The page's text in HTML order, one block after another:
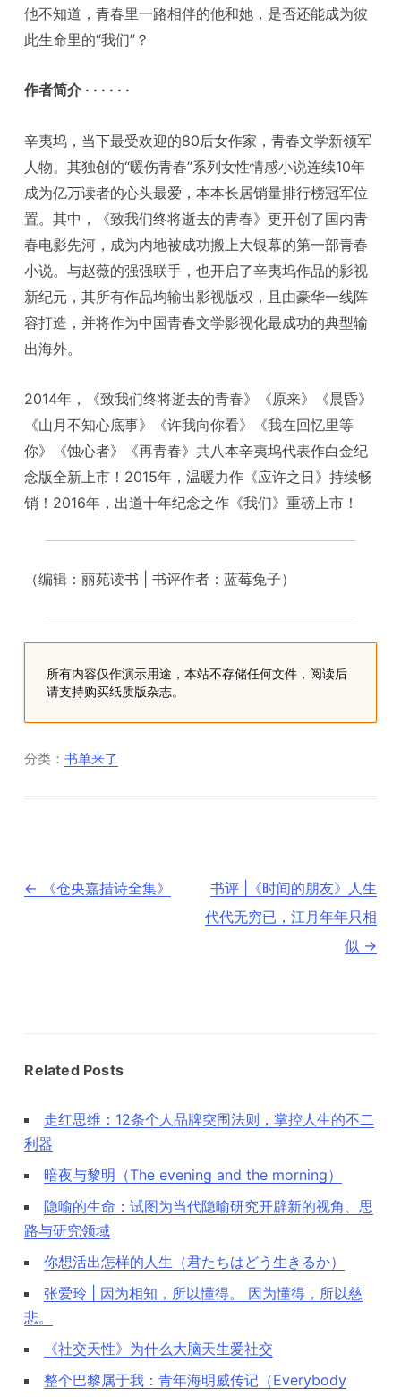
他不知道，青春里一路相伴的他和她，是否还能成为彼
此生命里的“我们”？
作者简介 · · · · · ·
辛夷坞，当下最受欢迎的80后女作家，青春文学新领军
人物。其独创的“暖伤青春”系列女性情感小说连续10年
成为亿万读者的心头最爱，本本长居销量排行榜冠军位
置。其中，《致我们终将逝去的青春》更开创了国内青
春电影先河，成为内地被成功搬上大银幕的第一部青春
小说。与赵薇的强强联手，也开启了辛夷坞作品的影视
新纪元，其所有作品均输出影视版权，且由豪华一线阵
容打造，并将作为中国青春文学影视化最成功的典型输
出海外。
2014年，《致我们终将逝去的青春》《原来》《晨昏》
《山月不知心底事》《许我向你看》《我在回忆里等
你》《蚀心者》《再青春》共八本辛夷坞代表作白金纪
念版全新上市！2015年，温暖力作《应许之日》持续畅
销！2016年，出道十年纪念之作《我们》重磅上市！
（编辑：丽苑读书 | 书评作者：蓝莓兔子）
所有内容仅作演示用途，本站不存储任何文件，阅读后
请支持购买纸质版杂志。
分类：书单来了
文
章
← 《仓央嘉措诗全集》
书评 |《时间的朋友》人生
代代无穷已，江月年年只相
似 →
Related Posts
走红思维：12条个人品牌突围法则，掌控人生的不二
利器
暗夜与黎明（The evening and the morning）
隐喻的生命：试图为当代隐喻研究开辟新的视角、思
路与研究领域
你想活出怎样的人生（君たちはどう生きるか）
张爱玲 | 因为相知，所以懂得。 因为懂得，所以慈
悲。
《社交天性》为什么大脑天生爱社交
整个巴黎属于我：青年海明威传记（Everybody